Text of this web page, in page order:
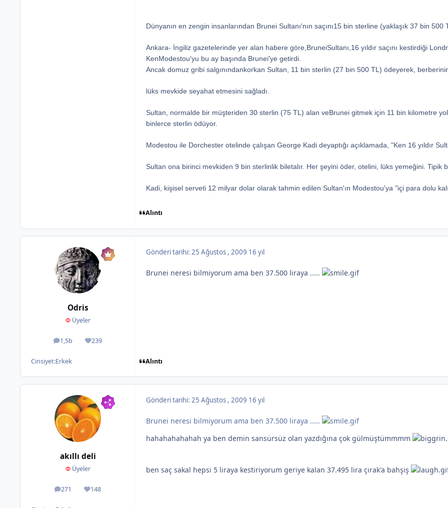
Dünyanın en zengin insanlarından Brunei Sultanı'nın saçını15 bin sterline (yaklaşık 37 bin
Ankara- İngiliz gazetelerinde yer alan habere göre,BruneiSultanı,16 yıldır saçını kestirdiği
KenModestou'yu bu ay başında Brunei'ye getirdi.
Ancak domuz gribi salgınındankorkan Sultan, 11 bin sterlin (27 bin 500 TL) ödeyerek,
lüks mevkide seyahat etmesini sağladı.
Sultan, normalde bir müşteriden 30 sterlin (75 TL) alan veBrunei gitmek için 11 bin kilometre
binlerce sterlin ödüyor.
Modestou ile Dorchester otelinde çalışan George Kadi deyaptığı açıklamada, "Ken 16 yıldır
Sultan ona birinci mevkiden 9 bin sterlinlik biletalır. Her şeyini öder, otelini, lüks yemeğini. Tipik
Kadi, kişisel serveti 12 milyar dolar olarak tahmin edilen Sultan'ın Modestou'ya "içi para dolu
Alıntı
Odris
ΦÜyeler
1,5b
ileti 239
İtibar
Cinsiyet:Erkek
Gönderi tarihi: 25 Ağustos , 2009 16 yıl
Brunei neresi bilmiyorum ama ben 37.500 liraya .....
Alıntı
akıllı deli
ΦÜyeler
271
ileti 148
İtibar
Gönderi tarihi: 25 Ağustos , 2009 16 yıl
Brunei neresi bilmiyorum ama ben 37.500 liraya .....
hahahahahahah ya ben demin sansürsüz olan yazdığına çok gülmüştümmmm
ben saç sakal hepsi 5 liraya kestiriyorum geriye kalan 37.495 lira çırak'a bahşiş